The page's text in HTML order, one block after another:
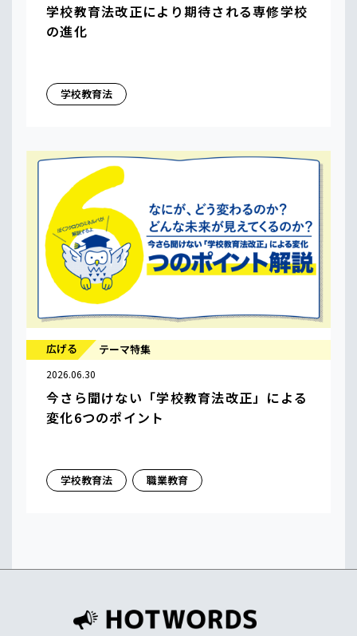
学校教育法改正により期待される専修学校
の進化
学校教育法
広げる テーマ特集
2026.06.30
今さら聞けない「学校教育法改正」による
変化6つのポイント
学校教育法 職業教育